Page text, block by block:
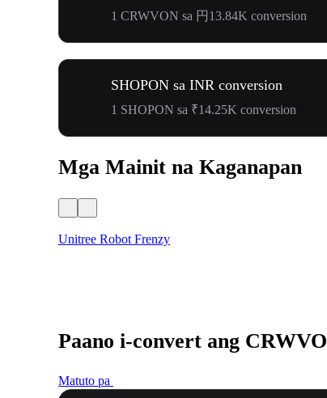
1 CRWVON sa 円13.84K conversion
SHOPON sa INR conversion
1 SHOPON sa ₹14.25K conversion
Mga Mainit na Kaganapan
Unitree Robot Frenzy
Paano i-convert ang
Matuto pa